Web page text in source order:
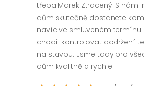
třeba Marek Ztracený. S námi
dům skutečně dostanete
navíc ve smluveném termínu.
chodit kontrolovat dodržení
na stavbu. Jsme tady pro
dům kvalitně a rychle.